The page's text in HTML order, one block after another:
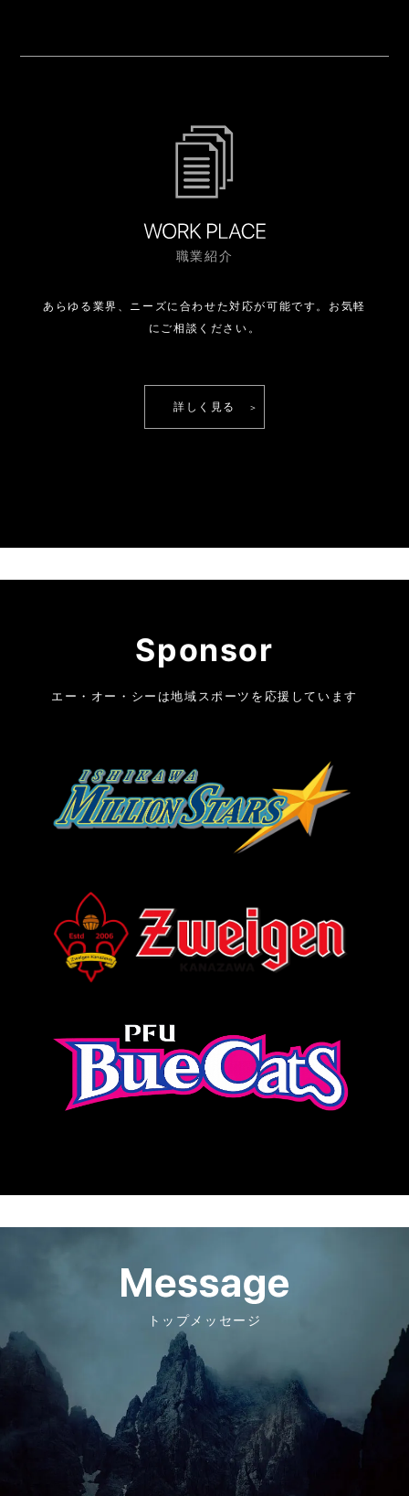
職業紹介
あらゆる業界、ニーズに合わせた対応が可能です。 お気軽
にご相談ください。
詳しく見る
Sponsor
エー・オー・シーは地域スポーツを応援しています
トップメッセージ